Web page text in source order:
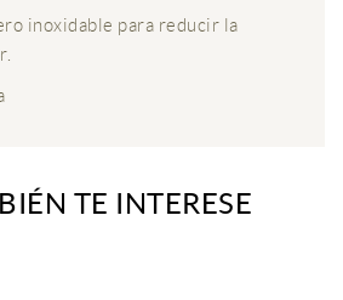
inoxidable para reducir la
TE INTERESE